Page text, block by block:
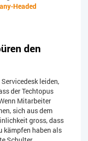
Headed
den
leiden,
der Techtopus
Mitarbeiter
sich aus dem
gross, dass
kämpfen haben als